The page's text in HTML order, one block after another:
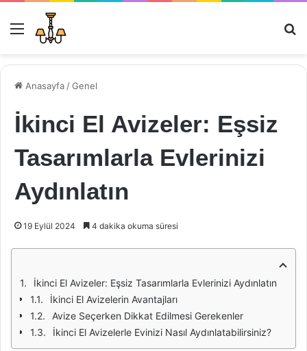
Menü
Anasayfa /Genel
İkinci El Avizeler: Eşsiz
Tasarımlarla Evlerinizi
Aydınlatın
19 Eylül 2024 4 dakika okuma süresi
İkinci El Avizeler: Eşsiz Tasarımlarla Evlerinizi Aydınlatın
İkinci El Avizelerin Avantajları
Avize Seçerken Dikkat Edilmesi Gerekenler
İkinci El Avizelerle Evinizi Nasıl Aydınlatabilirsiniz?